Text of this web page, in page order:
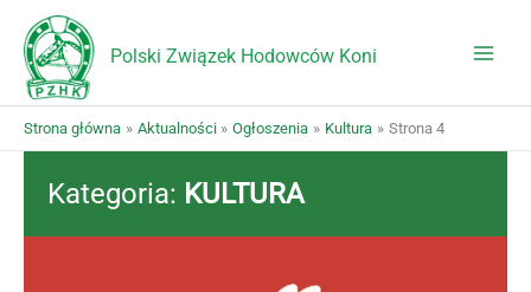
treści
Polski Związek Hodowców Koni
Strona główna Aktualności Ogłoszenia Kultura Strona 4
Kategoria: KULTURA